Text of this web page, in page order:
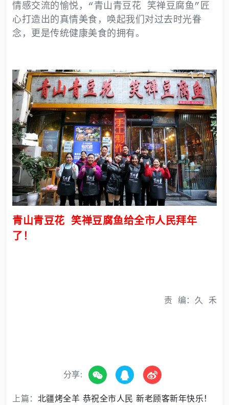
情感交流的愉悦，“青山青豆花 笑禅豆腐鱼”匠
心打造出的真情美食，唤起我们对过去时光眷
念，更是传统健康美食的拥有。
青山青豆花 笑禅豆腐鱼给全市人民拜年
了！
责 编：久 禾
分享:
上篇： 北疆烤全羊 恭祝全市人民 新老顾客新年快乐！